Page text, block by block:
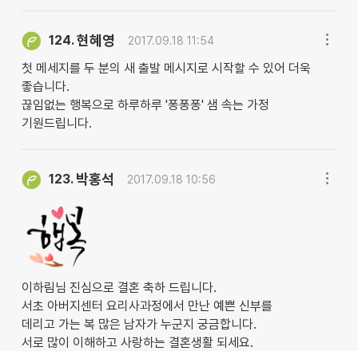
124.현혜영 2017.09.18 11:54
첫 메세지를 두 분의 새 출발 메시지로 시작할 수 있어 더욱
좋습니다.
끊임없는 행복으로 하루하루 '퐁퐁퐁' 샘 속는 가정
기원드립니다.
123. 박홍석 2017.09.18 10:56
이하림님 진심으로 결혼 축하 드립니다.
서초 아버지센터 요리사과정에서 만난 예쁜 신부를
데리고 가는 복 많은 남자가 누군지 궁금합니다.
서로 많이 이해하고 사랑하는 결혼생활 되세요.